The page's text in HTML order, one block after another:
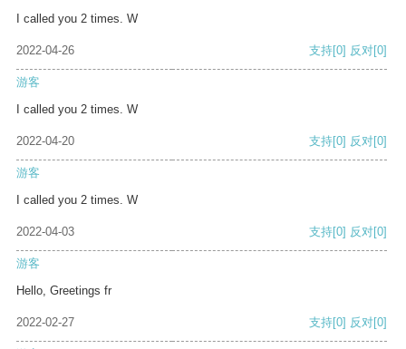
I called you 2 times. W
2022-04-26 支持[0] 反对[0]
游客
I called you 2 times. W
2022-04-20 支持[0] 反对[0]
游客
I called you 2 times. W
2022-04-03 支持[0] 反对[0]
游客
Hello, Greetings fr
2022-02-27 支持[0] 反对[0]